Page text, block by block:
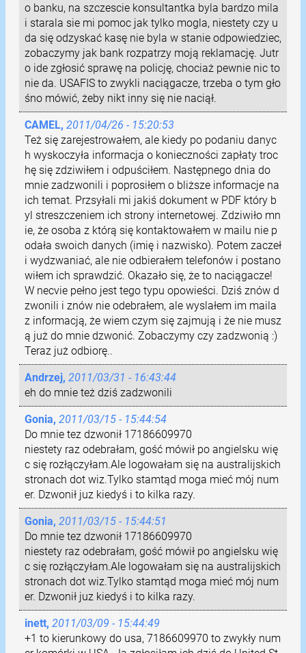
o banku, na szczescie konsultantka byla bardzo mila
i starala sie mi pomoc jak tylko mogla, niestety czy u
da się odzyskać kasę nie byla w stanie odpowiedziec,
zobaczymy jak bank rozpatrzy moją reklamację. Jutr
o ide zgłosić sprawę na policję, chociaż pewnie nic to
nie da. USAFIS to zwykli naciągacze, trzeba o tym gło
śno mówić, żeby nikt inny się nie naciął.
CAMEL, 2011/04/26 - 15:20:53
Też się zarejestrowałem, ale kiedy po podaniu danyc
h wyskoczyła informacja o konieczności zapłaty troc
hę się zdziwiłem i odpuściłem. Następnego dnia do
mnie zadzwonili i poprosiłem o bliższe informacje na
ich temat. Przsyłali mi jakiś dokument w PDF który b
yl streszczeniem ich strony internetowej. Zdziwiło mn
ie, że osoba z którą się kontaktowałem w mailu nie p
odała swoich danych (imię i nazwisko). Potem zaczeł
i wydzwaniać, ale nie odbierałem telefonów i postano
wiłem ich sprawdzić. Okazało się, że to naciągacze!
W necvie pełno jest tego typu opowieści. Dziś znów d
zwonili i znów nie odebrałem, ale wyslałem im maila
z informacją, że wiem czym się zajmują i że nie musz
ą już do mnie dzwonić. Zobaczymy czy zadzwonią :)
Teraz już odbiorę..
Andrzej, 2011/03/31 - 16:43:44
Gonia, 2011/03/15 - 15:44:54
Do mnie tez dzwonił 17186609970
niestety raz odebrałam, gość mówił po angielsku wię
c się rozłączyłam.Ale logowałam się na australijskich
stronach dot wiz.Tylko stamtąd moga mieć mój num
er. Dzwonił juz kiedyś i to kilka razy.
Gonia, 2011/03/15 - 15:44:51
Do mnie tez dzwonił 17186609970
niestety raz odebrałam, gość mówił po angielsku wię
c się rozłączyłam.Ale logowałam się na australijskich
stronach dot wiz.Tylko stamtąd moga mieć mój num
er. Dzwonił juz kiedyś i to kilka razy.
inett, 2011/03/09 - 15:44:49
+1 to kierunkowy do usa, 7186609970 to zwykły num